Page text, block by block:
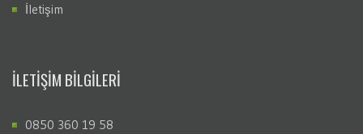
İletişim
İLETİŞİM BİLGİLERİ
0850 360 19 58